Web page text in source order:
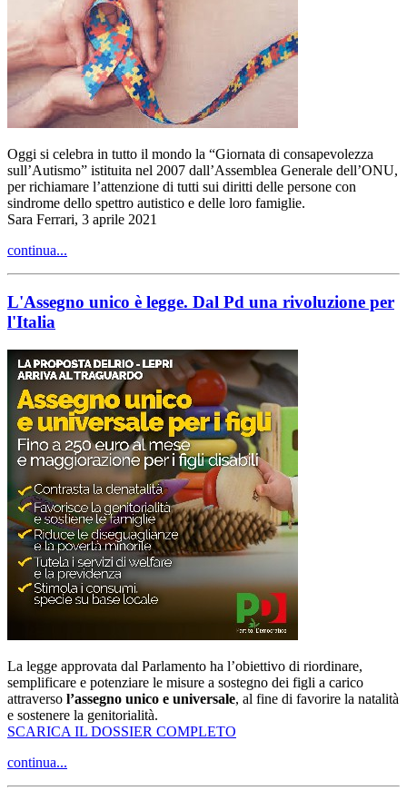
Oggi si celebra in tutto il mondo la “Giornata di consapevolezza
sull’Autismo” istituita nel 2007 dall’Assemblea Generale dell’ONU,
per richiamare l’attenzione di tutti sui diritti delle persone con
sindrome dello spettro autistico e delle loro famiglie.
Sara Ferrari, 3 aprile 2021
continua...
L'Assegno unico è legge. Dal Pd una rivoluzione per
l'Italia
La legge approvata dal Parlamento ha l’obiettivo di riordinare,
semplificare e potenziare le misure a sostegno dei figli a carico
attraverso l’assegno unico e universale, al fine di favorire la natalità
e sostenere la genitorialità.
SCARICA IL DOSSIER COMPLETO
continua...